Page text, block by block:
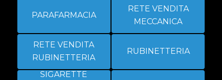
PARAFARMACIA
RETE VENDITA
MECCANICA
RETE VENDITA
RUBINETTERIA
RUBINETTERIA
SIGARETTE